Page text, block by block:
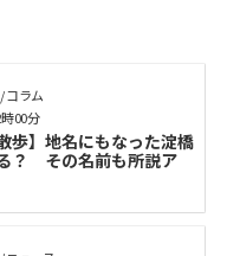
コラム
歩】地名にもなった淀橋
？ その名前も所説ア
00分